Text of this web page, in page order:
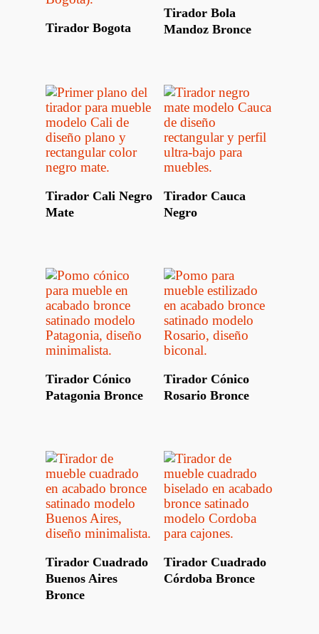
Leer Más
Tirador Bogota
Leer Más
Tirador Bola
Mandoz Bronce
Leer Más
Tirador Cali Negro
Mate
Leer Más
Tirador Cauca
Negro
Leer Más
Tirador Cónico
Patagonia Bronce
Leer Más
Tirador Cónico
Rosario Bronce
Leer Más
Tirador Cuadrado
Buenos Aires
Bronce
Leer Más
Tirador Cuadrado
Córdoba Bronce